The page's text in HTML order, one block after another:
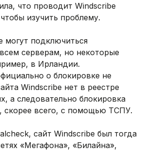
что проводит Windscribe
изучить проблему.
могут подключиться
серверам, но некоторые
в Ирландии.
о блокировке не
Windscribe нет в реестре
а следовательно блокировка
скорее всего, с помощью ТСПУ.
сайт Windscribe был тогда
«Мегафона», «Билайна»,